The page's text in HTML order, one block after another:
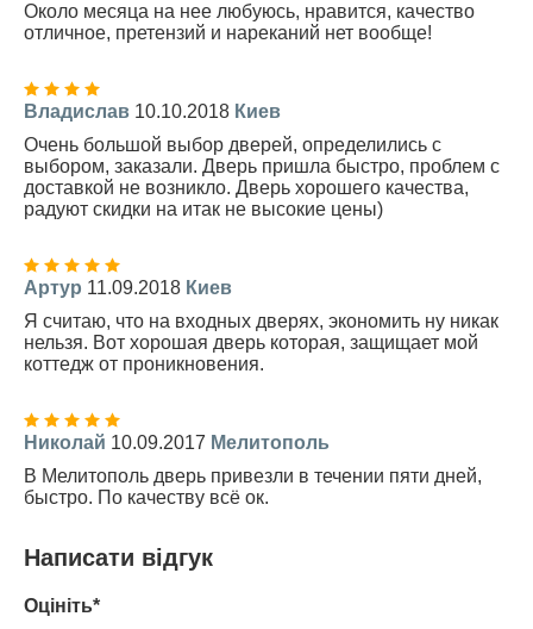
Около месяца на нее любуюсь, нравится, качество
отличное, претензий и нареканий нет вообще!
Владислав 10.10.2018 Киев
Очень большой выбор дверей, определились с
выбором, заказали. Дверь пришла быстро, проблем с
доставкой не возникло. Дверь хорошего качества,
радуют скидки на итак не высокие цены)
Артур 11.09.2018 Киев
Я считаю, что на входных дверях, экономить ну никак
нельзя. Вот хорошая дверь которая, защищает мой
коттедж от проникновения.
Николай 10.09.2017 Мелитополь
В Мелитополь дверь привезли в течении пяти дней,
быстро. По качеству всё ок.
Написати відгук
Оцініть*